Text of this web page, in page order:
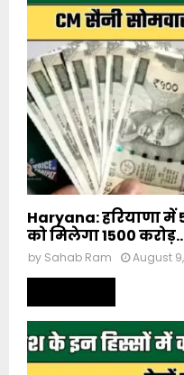
Haryana: हरियाणा में
को मिलेगा 1500
by Sahab Ram August